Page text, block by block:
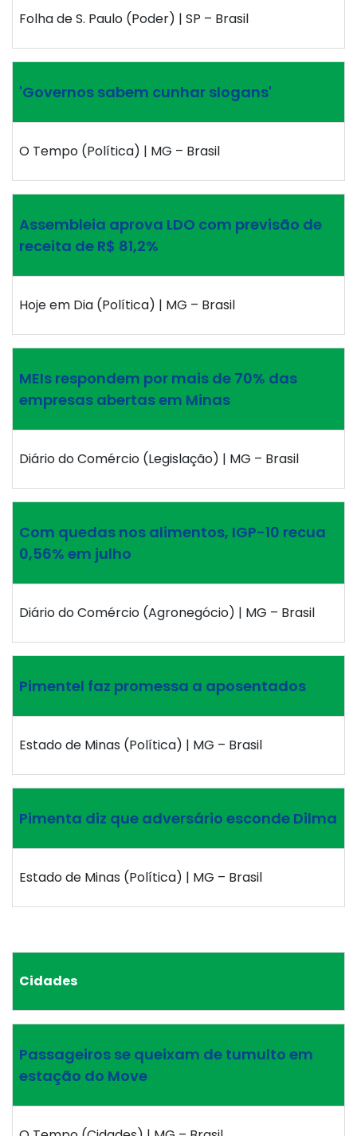
Folha de S. Paulo (Poder) | SP – Brasil
'Governos sabem cunhar slogans'
O Tempo (Política) | MG – Brasil
Assembleia aprova LDO com previsão de
receita de R$ 81,2%
Hoje em Dia (Política) | MG – Brasil
MEIs respondem por mais de 70% das
empresas abertas em Minas
Diário do Comércio (Legislação) | MG – Brasil
Com quedas nos alimentos, IGP-10 recua
0,56% em julho
Diário do Comércio (Agronegócio) | MG – Brasil
Pimentel faz promessa a aposentados
Estado de Minas (Política) | MG – Brasil
Pimenta diz que adversário esconde Dilma
Estado de Minas (Política) | MG – Brasil
Cidades
Passageiros se queixam de tumulto em
estação do Move